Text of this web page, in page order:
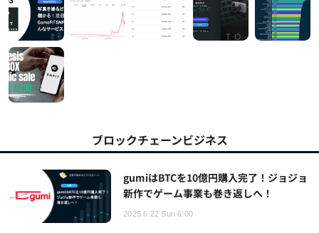
ブロックチェーンビジネス
gumiはBTCを10億円購入完了！ジョジョ
新作でゲーム事業も巻き返しへ！
2025.6.22 Sun 6:00